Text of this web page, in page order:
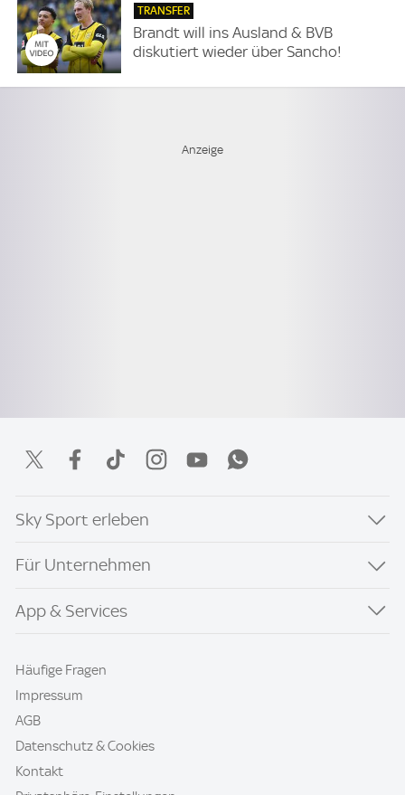
TRANSFER
Brandt will ins Ausland & BVB
diskutiert wieder über Sancho!
Sky Sport erleben
Für Unternehmen
App & Services
Häufige Fragen
Impressum
AGB
Datenschutz & Cookies
Kontakt